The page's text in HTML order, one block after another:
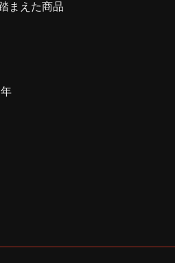
まえた商品